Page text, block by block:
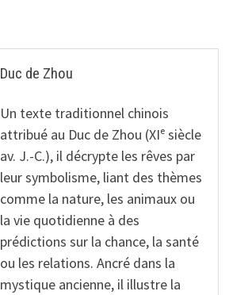
Duc de Zhou
Un texte traditionnel chinois
attribué au Duc de Zhou (XIᵉ siècle
av. J.-C.), il décrypte les rêves par
leur symbolisme, liant des thèmes
comme la nature, les animaux ou
la vie quotidienne à des
prédictions sur la chance, la santé
ou les relations. Ancré dans la
mystique ancienne, il illustre la